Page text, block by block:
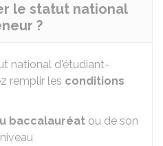
le statut national
?
national d'étudiant-
remplir les conditions
baccalauréat ou de son